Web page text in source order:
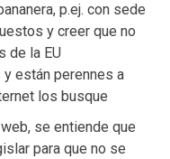
p.ej. con sede
y creer que no
de la EU
están perennes a
los busque
se entiende que
para que no se